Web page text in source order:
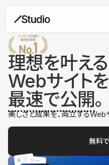
理想を叶える
Webサイトを
最速で公開。
美しさと成果を、両立するWeb
無料